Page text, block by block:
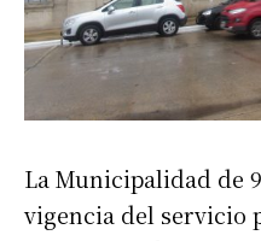
La Municipalidad de
vigencia del servicio